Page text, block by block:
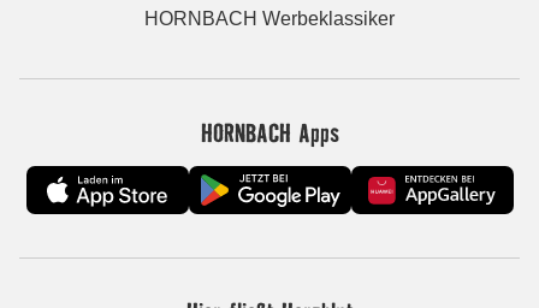
HORNBACH Werbeklassiker
HORNBACH Apps